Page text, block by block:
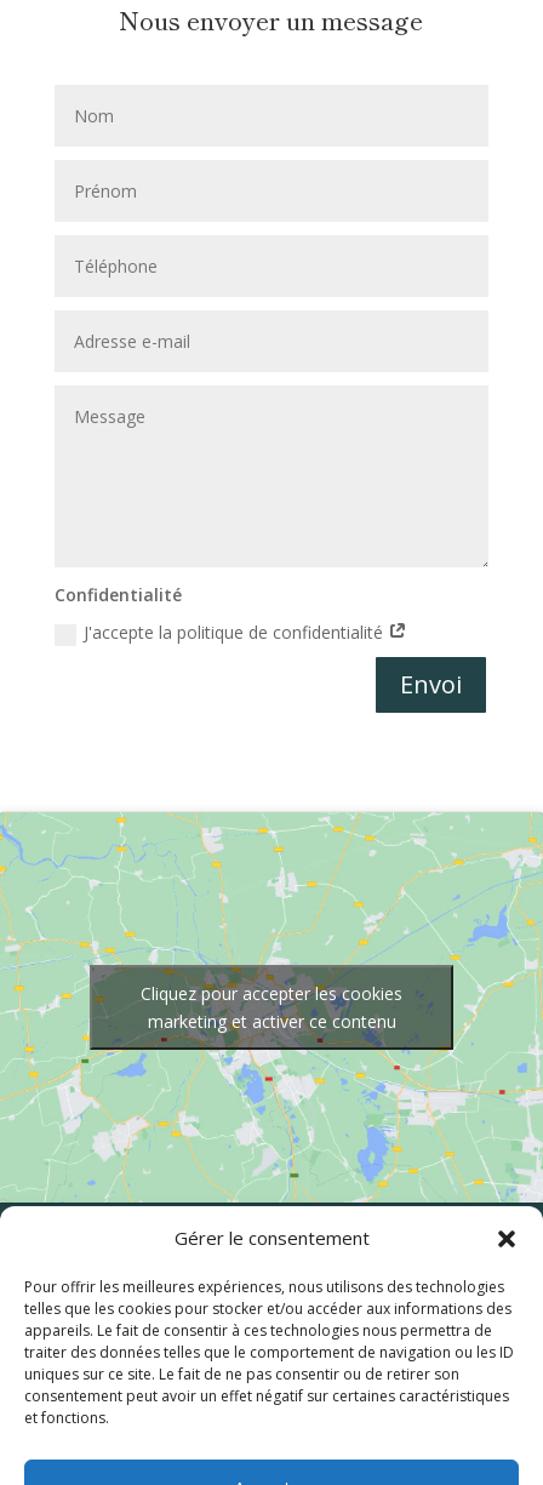
Gérer le consentement
Pour offrir les meilleures expériences, nous utilisons des technologies
telles que les cookies pour stocker et/ou accéder aux informations des
appareils. Le fait de consentir à ces technologies nous permettra de
traiter des données telles que le comportement de navigation ou les ID
uniques sur ce site. Le fait de ne pas consentir ou de retirer son
consentement peut avoir un effet négatif sur certaines caractéristiques
et fonctions.
Nous envoyer un message
Confidentialité
J'accepte la politique de confidentialité
Envoi
Cliquez pour accepter les cookies
marketing et activer ce contenu
« Que serait la vie si nous n’avions pas le courage
d’essayer quoi que ce soit ? »